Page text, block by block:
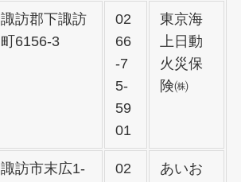
諏訪郡下諏訪
町6156-3
02
66
-7
5-
59
01
東京海
上日動
火災保
険㈱
諏訪市末広1-
02
あいお